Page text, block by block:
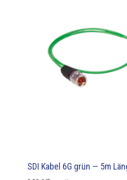
SDI Kabel 6G grün — 5m